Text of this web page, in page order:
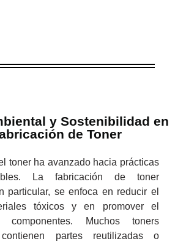
y Sostenibilidad en
de Toner
toner ha avanzado hacia prácticas
La fabricación de toner
particular, se enfoca en reducir el
tóxicos y en promover el
Muchos toners
contienen partes reutilizadas o